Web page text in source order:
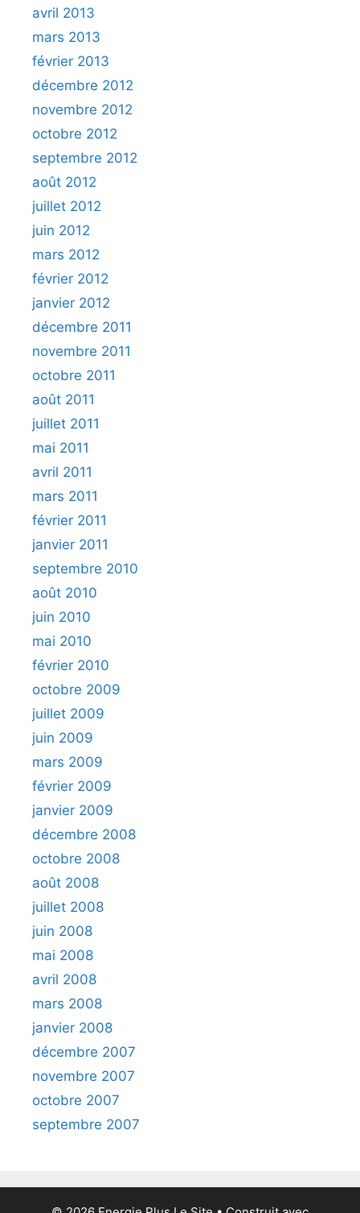
avril 2013
mars 2013
février 2013
décembre 2012
novembre 2012
octobre 2012
septembre 2012
août 2012
juillet 2012
juin 2012
mars 2012
février 2012
janvier 2012
décembre 2011
novembre 2011
octobre 2011
août 2011
juillet 2011
mai 2011
avril 2011
mars 2011
février 2011
janvier 2011
septembre 2010
août 2010
juin 2010
mai 2010
février 2010
octobre 2009
juillet 2009
juin 2009
mars 2009
février 2009
janvier 2009
décembre 2008
octobre 2008
août 2008
juillet 2008
juin 2008
mai 2008
avril 2008
mars 2008
janvier 2008
décembre 2007
novembre 2007
octobre 2007
septembre 2007